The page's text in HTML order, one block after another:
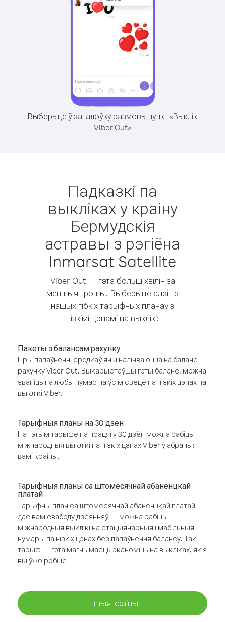
Выберыце ў загалоўку размовы пункт «Выклік
Viber Out»
Падказкі па
выкліках у краіну
Бермудскія
астравы з рэгіёна
Inmarsat Satellite
Viber Out — гэта больш хвілін за
меншыя грошы. Выберыце адзін з
нашых гібкіх тарыфных планаў з
нізкімі цэнамі на выклікі:
Пакеты з балансам рахунку
Пры папаўненні сродкаў яны налічваюцца на баланс
рахунку Viber Out. Выкарыстаўшы гэты баланс, можна
званіць на любы нумар па ўсім свеце па нізкіх цэнах на
выклікі Viber.
Тарыфныя планы на 30 дзён
На гэтым тарыфе на працягу 30 дзён можна рабіць
міжнародныя выклікі па нізкіх цэнах Viber у абраныя
вамі краіны.
Тарыфныя планы са штомесячнай абаненцкай
платай
Тарыфны план са штомесячнай абаненцкай платай
дае вам свабоду дзеянняў — можна рабіць
міжнародныя выклікі на стацыянарныя і мабільныя
нумары па нізкіх цэнах без папаўнення балансу. Такі
тарыф — гэта магчымасць эканоміць на выкліках, якія
вы ўжо робіце
Іншыя краіны